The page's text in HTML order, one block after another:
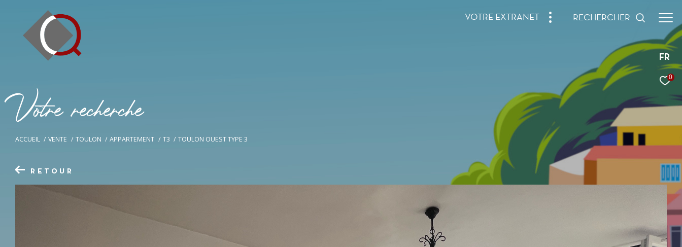
FR
0
VOTRE EXTRANET RECHERCHER
Votrerecherche
ACCUEIL VENTE TOULON APPARTEMENT T3 TOULON OUEST TYPE 3
RETOUR